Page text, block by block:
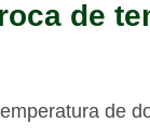
de
de